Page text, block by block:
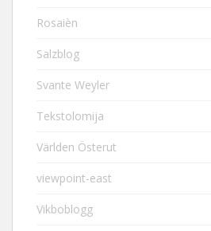
Rosaièn
Salzblog
Svante Weyler
Tekstolomija
Världen Österut
viewpoint-east
Vikboblogg